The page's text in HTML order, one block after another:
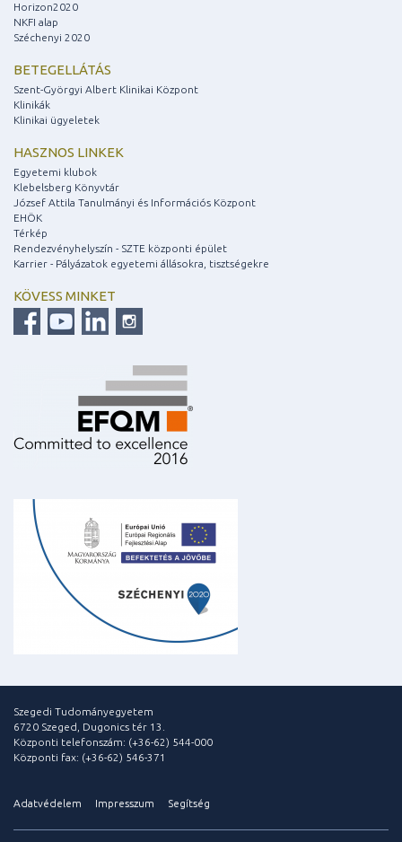
Horizon2020
NKFI alap
Széchenyi 2020
BETEGELLÁTÁS
Szent-Györgyi Albert Klinikai Központ
Klinikák
Klinikai ügyeletek
HASZNOS LINKEK
Egyetemi klubok
Klebelsberg Könyvtár
József Attila Tanulmányi és Információs Központ
EHÖK
Térkép
Rendezvényhelyszín - SZTE központi épület
Karrier - Pályázatok egyetemi állásokra, tisztségekre
KÖVESS MINKET
Szegedi Tudományegyetem
6720 Szeged, Dugonics tér 13.
Központi telefonszám: (+36-62) 544-000
Központi fax: (+36-62) 546-371
Adatvédelem Impresszum Segítség